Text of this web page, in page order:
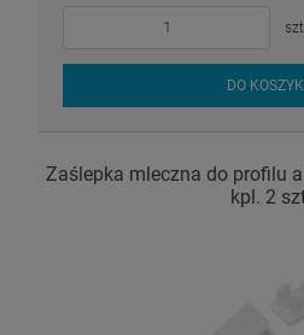
DO
Zaślepka mleczna do profilu
kpl. 2